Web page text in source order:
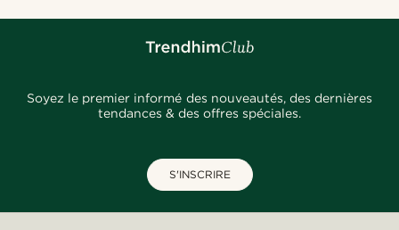
Soyez le premier informé des nouveautés, des dernières
tendances & des offres spéciales.
S'INSCRIRE